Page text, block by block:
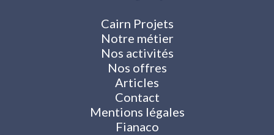
Cairn Projets
Notre métier
Nos activités
Nos offres
Articles
Contact
Mentions légales
Fianaco